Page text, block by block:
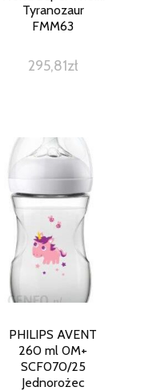
Tyranozaur
FMM63
295,81zł
PHILIPS AVENT
260 ml 0M+
SCF070/25
Jednorożec